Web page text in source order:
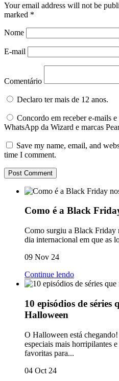
Your email address will not be
marked *
Nome
E-mail
Comentário
Declaro ter mais de 12 anos.
Concordo em receber e-mails e
WhatsApp da Wizard e marcas
Save my name, email, and
time I comment.
Como é a Black
Como surgiu a Black Friday
dia internacional em que as
09 Nov 24
Continue lendo
10 episódios de séries
Halloween
O Halloween está
especiais mais horripilantes
favoritas para...
04 Oct 24